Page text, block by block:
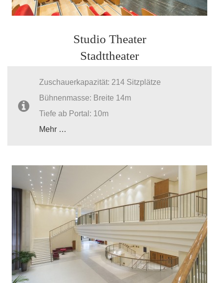
Studio Theater
Stadttheater
Zuschauerkapazität: 214 Sitzplätze
Bühnenmasse: Breite 14m
Tiefe ab Portal: 10m
Mehr …